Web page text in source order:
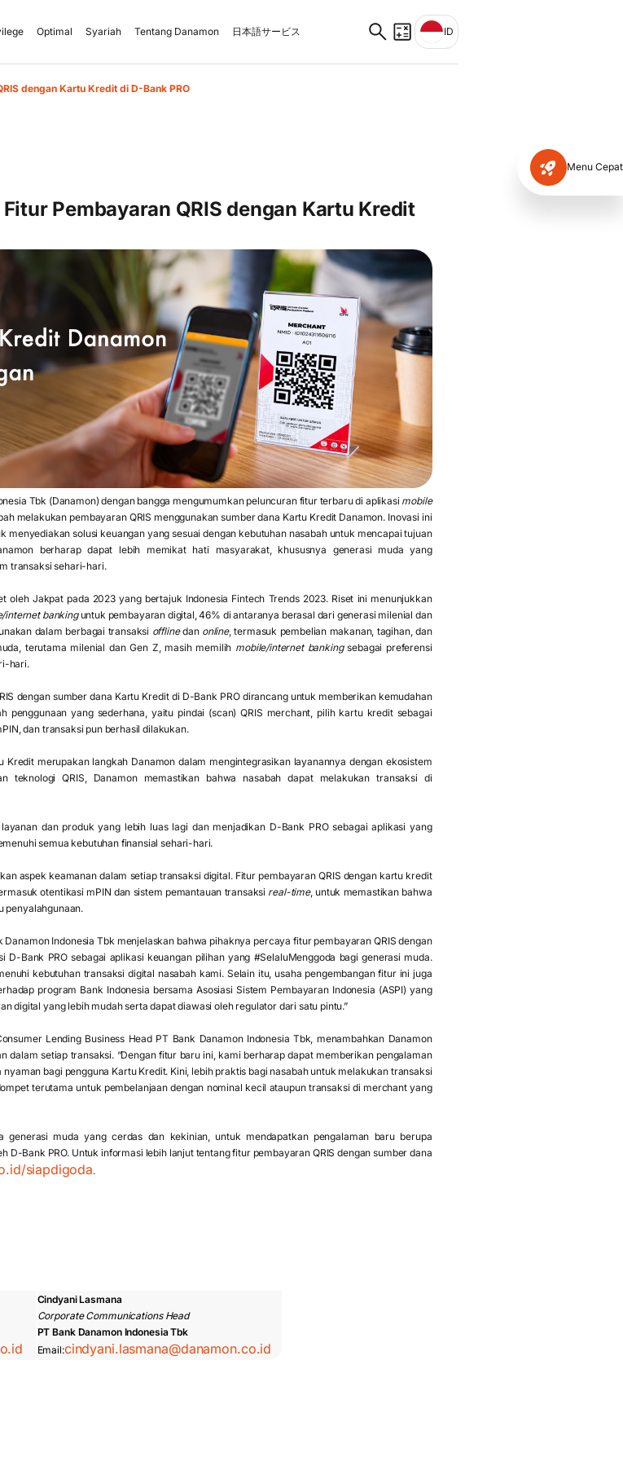
Optimal Syariah Tentang Danamon 日本語サービス ID
dengan Kartu Kredit di D-Bank PRO
Menu Cepat
Pembayaran QRIS dengan Kartu Kredit
Tbk (Danamon) dengan bangga mengumumkan peluncuran fitur terbaru di aplikasi mobile
melakukan pembayaran QRIS menggunakan sumber dana Kartu Kredit Danamon. Inovasi ini
menyediakan solusi keuangan yang sesuai dengan kebutuhan nasabah untuk mencapai tujuan
berharap dapat lebih memikat hati masyarakat, khususnya generasi muda yang
transaksi sehari-hari.
oleh Jakpat pada 2023 yang bertajuk Indonesia Fintech Trends 2023. Riset ini menunjukkan
internet bankinguntuk pembayaran digital, 46% di antaranya berasal dari generasi milenial dan
dalam berbagai transaksi offlinedan online, termasuk pembelian makanan, tagihan, dan
terutama milenial dan Gen Z, masih memilih mobile/internet bankingsebagai preferensi
hari.
dengan sumber dana Kartu Kredit di D-Bank PRO dirancang untuk memberikan kemudahan
penggunaan yang sederhana, yaitu pindai (scan) QRIS merchant, pilih kartu kredit sebagai
dan transaksi pun berhasil dilakukan.
Kredit merupakan langkah Danamon dalam mengintegrasikan layanannya dengan ekosistem
teknologi QRIS, Danamon memastikan bahwa nasabah dapat melakukan transaksi di
dan produk yang lebih luas lagi dan menjadikan D-Bank PRO sebagai aplikasi yang
semua kebutuhan finansial sehari-hari.
aspek keamanan dalam setiap transaksi digital. Fitur pembayaran QRIS dengan kartu kredit
otentikasi mPIN dan sistem pemantauan transaksi real-time, untuk memastikan bahwa
penyalahgunaan.
Indonesia Tbk menjelaskan bahwa pihaknya percaya fitur pembayaran QRIS dengan
Bank PRO sebagai aplikasi keuangan pilihan yang #SelaluMenggoda bagi generasi muda.
kebutuhan transaksi digital nasabah kami. Selain itu, usaha pengembangan fitur ini juga
program Bank Indonesia bersama Asosiasi Sistem Pembayaran Indonesia (ASPI) yang
digital yang lebih mudah serta dapat diawasi oleh regulator dari satu pintu.”
Lending Business Head PT Bank Danamon Indonesia Tbk, menambahkan Danamon
dalam setiap transaksi. “Dengan fitur baru ini, kami berharap dapat memberikan pengalaman
bagi pengguna Kartu Kredit. Kini, lebih praktis bagi nasabah untuk melakukan transaksi
terutama untuk pembelanjaan dengan nominal kecil ataupun transaksi di merchant yang
generasi muda yang cerdas dan kekinian, untuk mendapatkan pengalaman baru berupa
D-Bank PRO. Untuk informasi lebih lanjut tentang fitur pembayaran QRIS dengan sumber dana
siapdigoda.
Cindyani Lasmana
Corporate Communications Head
PT Bank Danamon Indonesia Tbk
Email:cindyani.lasmana@danamon.co.id